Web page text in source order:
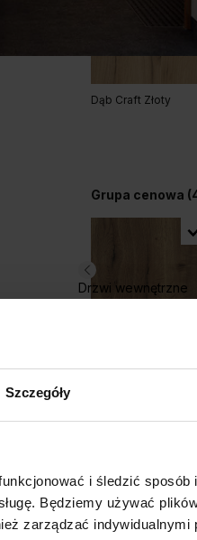
Szczegóły
i śledzić
Będziemy używać
zarządzać
Drzwi wewnętrzne
Dąb Craft Złoty
Grupa cenowa